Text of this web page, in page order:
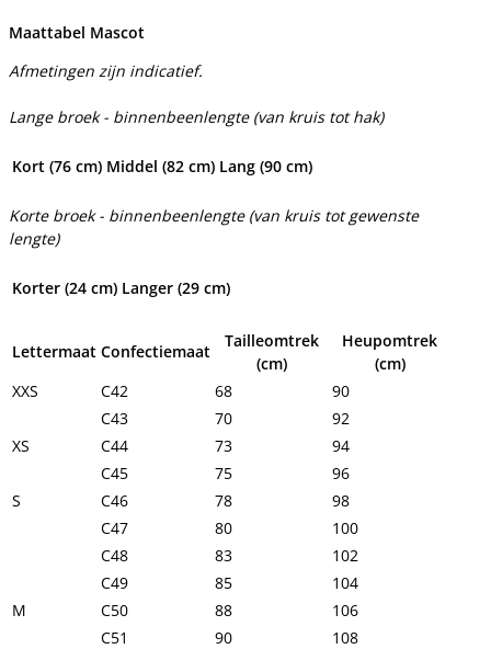
Maattabel Mascot
Afmetingen zijn indicatief.
Lange broek - binnenbeenlengte (van kruis tot hak)
Kort (76 cm) Middel (82 cm) Lang (90 cm)
Korte broek - binnenbeenlengte (van kruis tot gewenste
lengte)
Korter (24 cm) Langer (29 cm)
Lettermaat Confectiemaat
Tailleomtrek
(cm)
Heupomtrek
(cm)
XXS
C42 68
90
C43
70
92
XS
C44 73
94
C45
75
96
S
C46 78
98
C47
80
100
C48
83
102
C49
85
104
M
C50 88
106
C51
90
108